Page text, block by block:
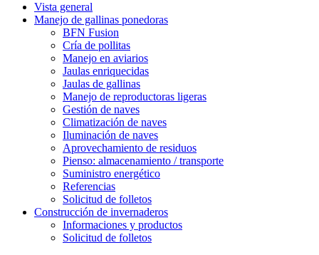
Vista general
Manejo de gallinas ponedoras
BFN Fusion
Cría de pollitas
Manejo en aviarios
Jaulas enriquecidas
Jaulas de gallinas
Manejo de reproductoras ligeras
Gestión de naves
Climatización de naves
Iluminación de naves
Aprovechamiento de residuos
Pienso: almacenamiento / transporte
Suministro energético
Referencias
Solicitud de folletos
Construcción de invernaderos
Informaciones y productos
Solicitud de folletos